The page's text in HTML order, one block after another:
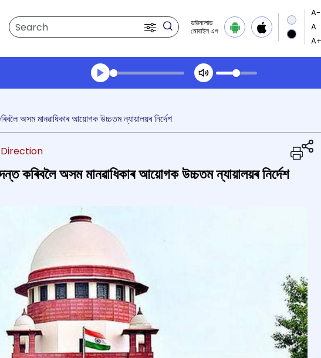
Search
ডাউনলোড
মোবাইল এপ
Transcript summary
অসম মানৱাধিকাৰ আয়োগক উচ্চতম ন্যায়ালয়ৰ নিৰ্দেশ
কৰিবলৈ অসম মানৱাধিকাৰ আয়োগক উচ্চতম ন্যায়ালয়ৰ নিৰ্দেশ